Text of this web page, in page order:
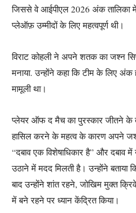
जिससे वे आईपीएल 2026 अंक तालिका
प्लेऑफ़ उम्मीदों के लिए महत्वपूर्ण थी।
विराट कोहली ने अपने शतक का जश्न
मनाया. उन्होंने कहा कि टीम के लिए
मामूली था।
प्लेयर ऑफ द मैच का पुरस्कार जीतने के
हासिल करने के महत्व के कारण अपने
“दबाव एक विशेषाधिकार है” और
उठाने में मदद मिलती है। उन्होंने
बाद उन्होंने शांत रहने, जोखिम मुक्त
में बने रहने पर ध्यान केंद्रित किया।